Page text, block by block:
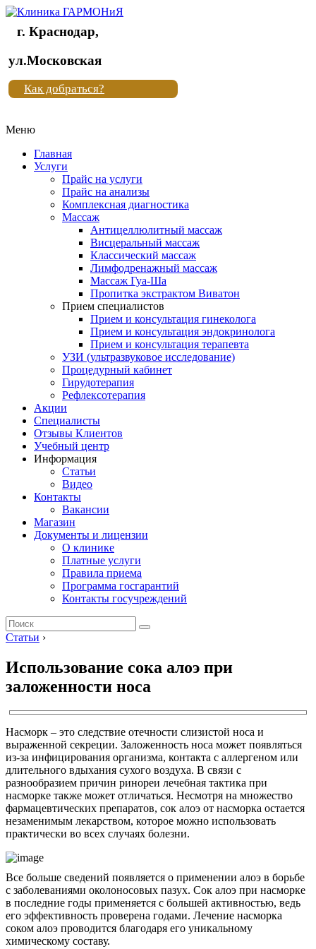
Клиника
"Новая
жизнь"
Клиника
жизнь"
г. Краснодар,
ул.Московская
Как добраться?
Меню
Главная
Услуги
Прайс на услуги
Прайс на анализы
Комплексная диагностика
Массаж
Антицеллюлитный массаж
Висцеральный массаж
Классический массаж
Лимфодренажный массаж
Массаж Гуа-Ша
Пропитка экстрактом Виватон
Прием специалистов
Прием и консультация гинеколога
Прием и консультация эндокринолога
Прием и консультация терапевта
УЗИ (ультразвуковое исследование)
Процедурный кабинет
Гирудотерапия
Рефлексотерапия
Акции
Специалисты
Отзывы Клиентов
Учебный центр
Информация
Статьи
Видео
Контакты
Вакансии
Магазин
Документы и лицензии
О клинике
Платные услуги
Правила приема
Программа госгарантий
Контакты госучреждений
Статьи ›
Использование сока алоэ при
заложенности носа
Насморк – это следствие отечности слизистой носа и
выраженной секреции. Заложенность носа может появляться
из-за инфицирования организма, контакта с аллергеном или
длительного вдыхания сухого воздуха. В связи с
разнообразием причин ринореи лечебная тактика при
насморке также может отличаться. Несмотря на множество
фармацевтических препаратов, сок алоэ от насморка остается
незаменимым лекарством, которое можно использовать
практически во всех случаях болезни.
Все больше сведений появляется о применении алоэ в борьбе
с заболеваниями околоносовых пазух. Сок алоэ при насморке
в последние годы применяется с большей активностью, ведь
его эффективность проверена годами. Лечение насморка
соком алоэ проводится благодаря его уникальному
химическому составу.